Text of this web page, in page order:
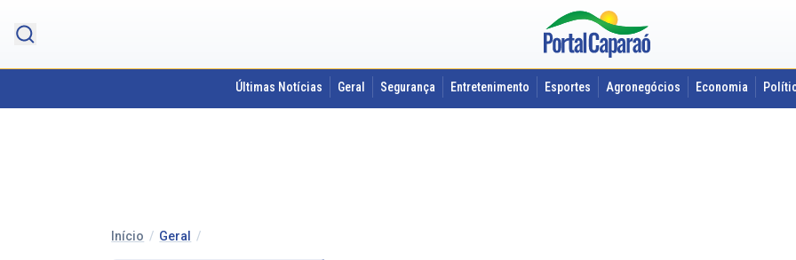
Últimas Notícias Geral Segurança Entretenimento Esportes Agronegócios Economia
Início / Geral /